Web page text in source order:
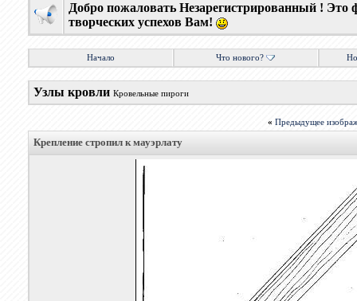
Добро пожаловать Незарегистрированный !
творческих успехов Вам!
Начало Что нового?
Узлы кровли Кровельные пироги
« Предыдущее
Крепление стропил к мауэрлату